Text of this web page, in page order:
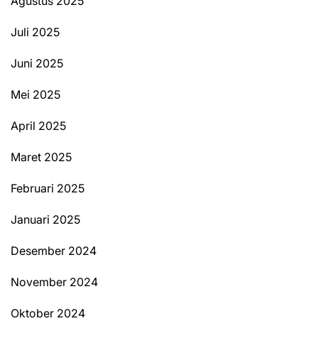
Juli 2025
Juni 2025
Mei 2025
April 2025
Maret 2025
Februari 2025
Januari 2025
Desember 2024
November 2024
Oktober 2024